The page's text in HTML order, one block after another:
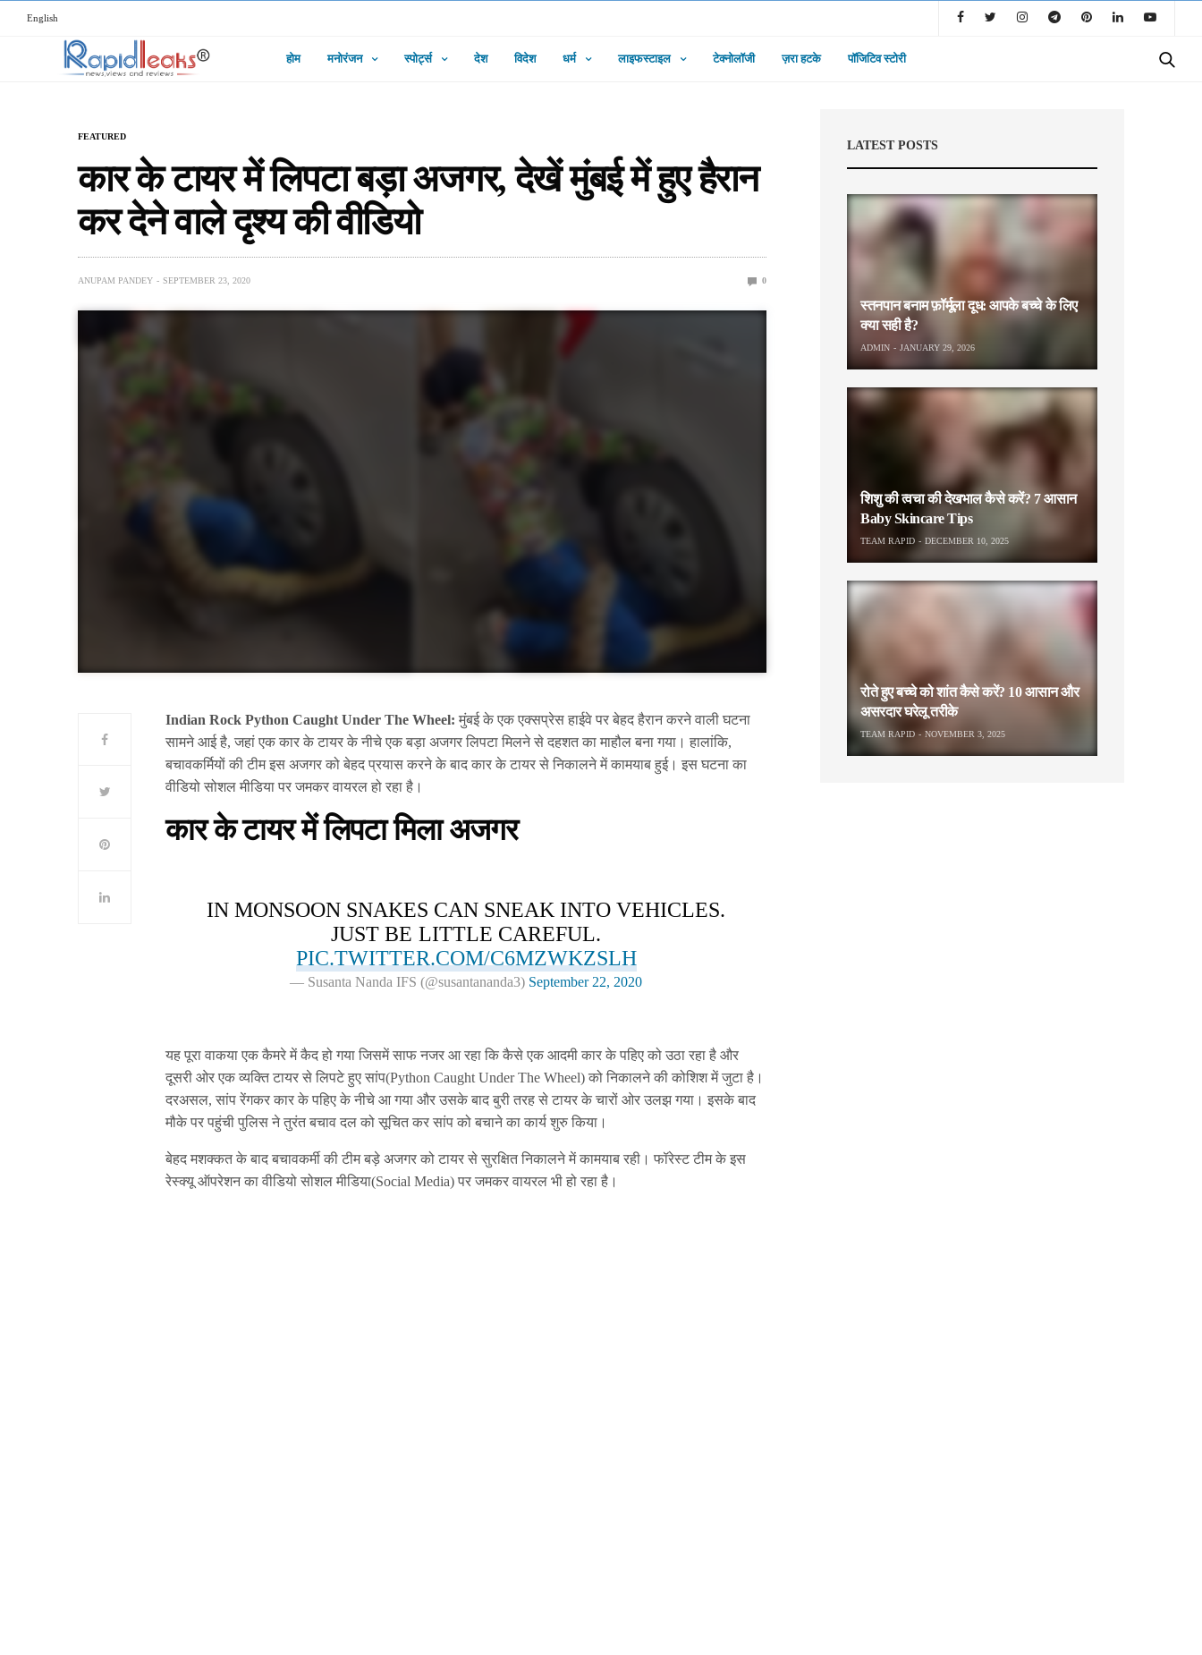
English
होम मनोरंजन स्पोर्ट्स देश विदेश धर्म लाइफस्टाइल टेक्नोलॉजी ज़रा हटके पॉजिटिव स्टोरी
FEATURED
कार के टायर में लिपटा बड़ा अजगर, देखें मुंबई में हुए हैरान
कर देने वाले दृश्य की वीडियो
ANUPAM PANDEY SEPTEMBER 23, 2020 0
Indian Rock Python Caught Under The Wheel: मुंबई के एक एक्सप्रेस हाईवे पर बेहद हैरान करने वाली घटना
सामने आई है, जहां एक कार के टायर के नीचे एक बड़ा अजगर लिपटा मिलने से दहशत का माहौल बना गया। हालांकि,
बचावकर्मियों की टीम इस अजगर को बेहद प्रयास करने के बाद कार के टायर से निकालने में कामयाब हुई। इस घटना का
वीडियो सोशल मीडिया पर जमकर वायरल हो रहा है।
कार के टायर में लिपटा मिला अजगर
IN MONSOON SNAKES CAN SNEAK INTO VEHICLES.
JUST BE LITTLE CAREFUL.
PIC.TWITTER.COM/C6MZWKZSLH
— Susanta Nanda IFS (@susantananda3) September 22, 2020
यह पूरा वाकया एक कैमरे में कैद हो गया जिसमें साफ नजर आ रहा कि कैसे एक आदमी कार के पहिए को उठा रहा है और
दूसरी ओर एक व्यक्ति टायर से लिपटे हुए सांप(Python Caught Under The Wheel) को निकालने की कोशिश में जुटा है।
दरअसल, सांप रेंगकर कार के पहिए के नीचे आ गया और उसके बाद बुरी तरह से टायर के चारों ओर उलझ गया। इसके बाद
मौके पर पहुंची पुलिस ने तुरंत बचाव दल को सूचित कर सांप को बचाने का कार्य शुरु किया।
बेहद मशक्कत के बाद बचावकर्मी की टीम बड़े अजगर को टायर से सुरक्षित निकालने में कामयाब रही। फॉरेस्ट टीम के इस
रेस्क्यू ऑपरेशन का वीडियो सोशल मीडिया(Social Media) पर जमकर वायरल भी हो रहा है।
LATEST POSTS
स्तनपान बनाम फ़ॉर्मूला दूध: आपके बच्चे के लिए
क्या सही है?
ADMIN JANUARY 29, 2026
शिशु की त्वचा की देखभाल कैसे करें? 7 आसान
Baby Skincare Tips
TEAM RAPID DECEMBER 10, 2025
रोते हुए बच्चे को शांत कैसे करें? 10 आसान और
असरदार घरेलू तरीके
TEAM RAPID NOVEMBER 3, 2025